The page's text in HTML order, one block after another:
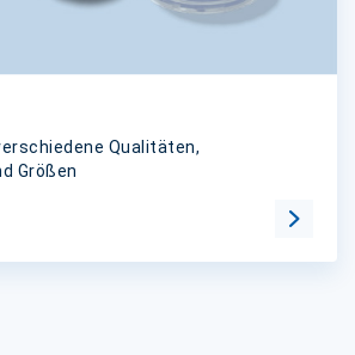
Qualitäten,
Größen
Zur